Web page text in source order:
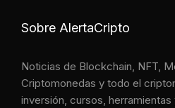
Sobre AlertaCripto
Noticias de Blockchain, NFT,
Criptomonedas y todo el
inversión, cursos, herramientas